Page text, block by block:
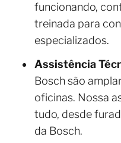
funcionando,
treinada para
especializados.
Assistência
Bosch são
oficinas. Nossa
tudo, desde
da Bosch.